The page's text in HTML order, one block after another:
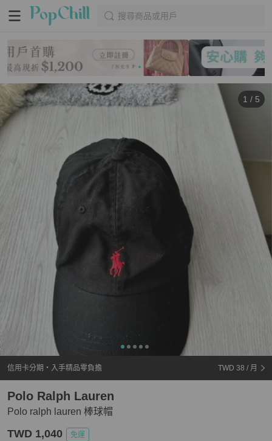
搜尋商品或用戶
1 / 5
信用卡分期・入手精品零負擔 TWD 38 / 月
Polo ralph lauren 棒球帽
Polo Ralph Lauren
TWD 1,040 免運